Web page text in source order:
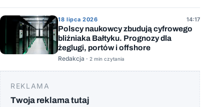
18 lipca 2026 14:17
Polscy naukowcy zbudują cyfrowego
bliźniaka Bałtyku. Prognozy dla
żeglugi, portów i offshore
Redakcja · 2 min czytania
REKLAMA
Twoja reklama tutaj